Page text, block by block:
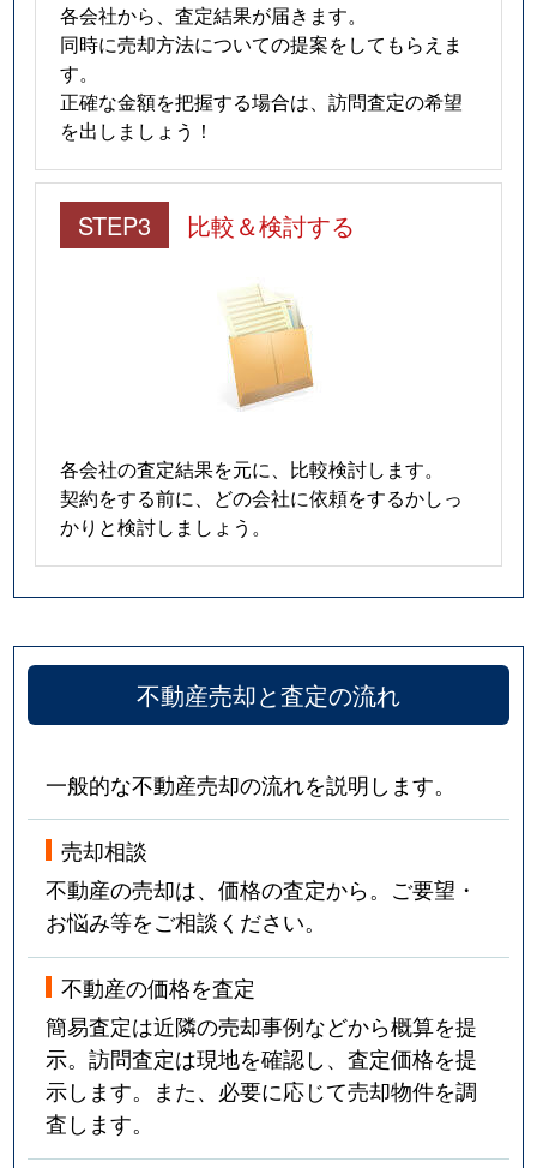
各会社から、査定結果が届きます。
同時に売却方法についての提案をしてもらえま
す。
正確な金額を把握する場合は、訪問査定の希望
を出しましょう！
STEP3 比較＆検討する
各会社の査定結果を元に、比較検討します。
契約をする前に、どの会社に依頼をするかしっ
かりと検討しましょう。
不動産売却と査定の流れ
一般的な不動産売却の流れを説明します。
売却相談
不動産の売却は、価格の査定から。ご要望・
お悩み等をご相談ください。
不動産の価格を査定
簡易査定は近隣の売却事例などから概算を提
示。訪問査定は現地を確認し、査定価格を提
示します。また、必要に応じて売却物件を調
査します。